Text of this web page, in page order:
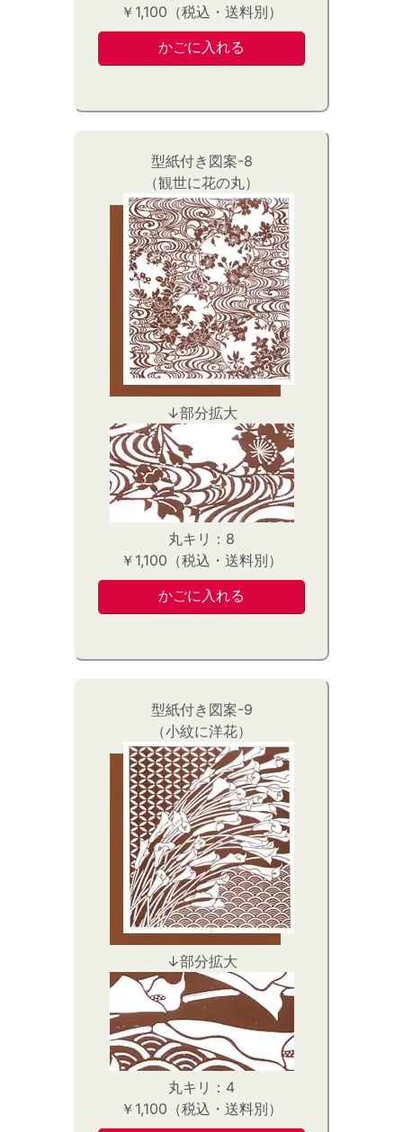
￥1,100（税込・送料別）
型紙付き図案-8
（観世に花の丸）
↓部分拡大
丸キリ：8
￥1,100（税込・送料別）
型紙付き図案-9
（小紋に洋花）
↓部分拡大
丸キリ：4
￥1,100（税込・送料別）